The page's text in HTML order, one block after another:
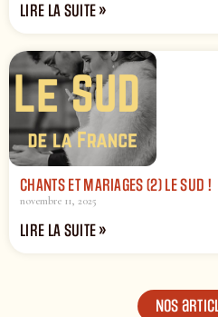
LIRE LA SUITE »
CHANTS ET MARIAGES (2) LE SUD !
novembre 11, 2025
LIRE LA SUITE »
Nos